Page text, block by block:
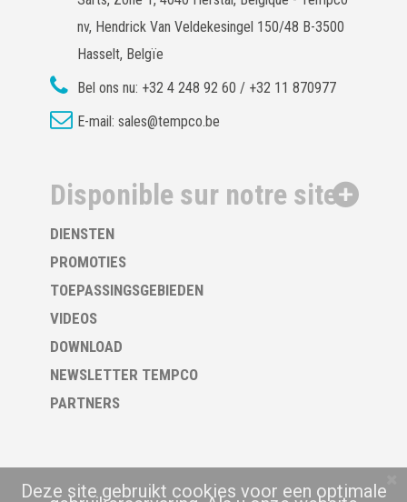
nv, Hendrick Van Veldekesingel 150/48 B-3500
Hasselt, Belgïe
Bel ons nu: +32 4 248 92 60 / +32 11 870977
E-mail: sales@tempco.be
Disponible sur notre site
DIENSTEN
PROMOTIES
TOEPASSINGSGEBIEDEN
VIDEOS
DOWNLOAD
NEWSLETTER TEMPCO
PARTNERS
Deze site gebruikt cookies voor een optimale